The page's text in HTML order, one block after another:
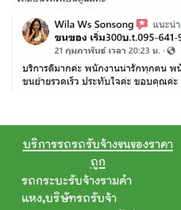
บริการรถรถรับจ้างขนของราคา
ถูก
รถกระบะรับจ้างรามคํา
แหง,บริษัทรถรับจ้า